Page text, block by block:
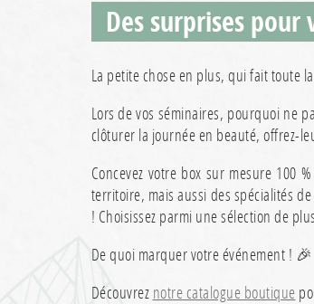
Des surprises
La petite chose en plus, qui fait toute
Lors de vos séminaires, pourquoi ne
clôturer la journée en beauté, offrez-
Concevez votre box sur mesure 100
territoire, mais aussi des spécialités
! Choisissez parmi une sélection de
De quoi marquer votre événement ! 🎉
Découvrez notre catalogue boutique